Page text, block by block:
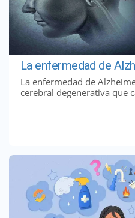
La enfermedad de
La enfermedad de
cerebral degenerativa que